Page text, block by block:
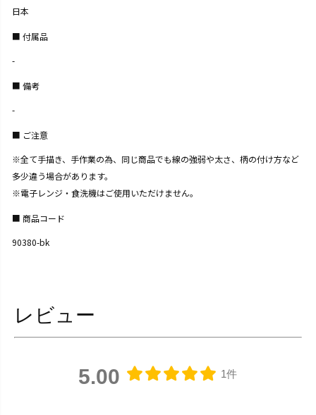
日本
付属品
-
備考
-
ご注意
※全て手描き、手作業の為、同じ商品でも線の強弱や太さ、柄の付け方など
多少違う場合があります。
※電子レンジ・食洗機はご使用いただけません。
商品コード
90380-bk
レビュー
5.00 1件